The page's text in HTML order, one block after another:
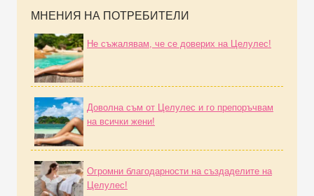
МНЕНИЯ НА ПОТРЕБИТЕЛИ
Не съжалявам, че се доверих на Целулес!
Доволна съм от Целулес и го препоръчвам
на всички жени!
Огромни благодарности на създаделите на
Целулес!